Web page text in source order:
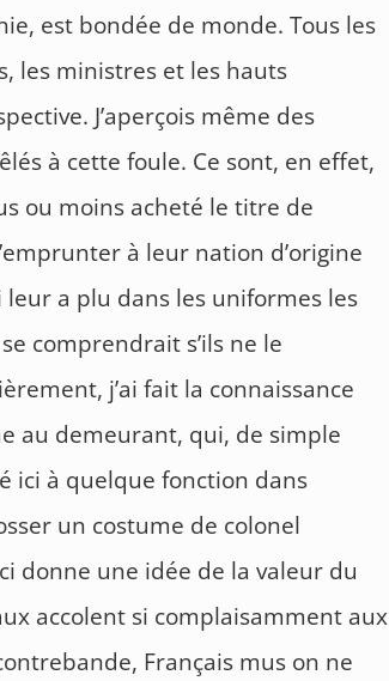
est bondée de monde. Tous les
les ministres et les hauts
J’aperçois même des
à cette foule. Ce sont, en effet,
ou moins acheté le titre de
à leur nation d’origine
leur a plu dans les uniformes les
comprendrait s’ils ne le
j’ai fait la connaissance
au demeurant, qui, de simple
ici à quelque fonction dans
un costume de colonel
donne une idée de la valeur du
accolent si complaisamment aux
Français mus on ne